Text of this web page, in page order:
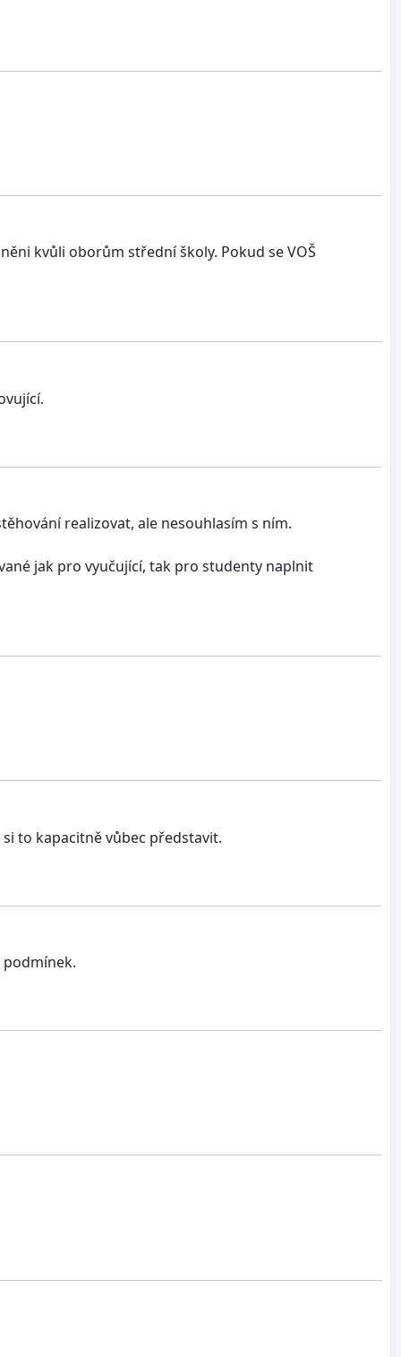
kvůli oborům střední školy. Pokud se VOŠ
realizovat, ale nesouhlasím s ním.
jak pro vyučující, tak pro studenty naplnit
to kapacitně vůbec představit.